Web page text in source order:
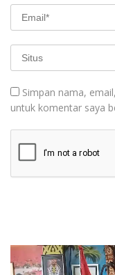
Simpan nama,
untuk komentar saya
Pemutar
Video